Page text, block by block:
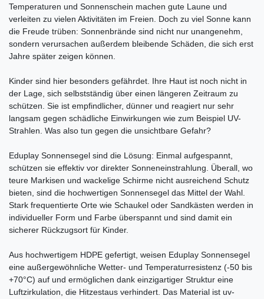
Temperaturen und Sonnenschein machen gute Laune und
verleiten zu vielen Aktivitäten im Freien. Doch zu viel Sonne kann
die Freude trüben: Sonnenbrände sind nicht nur unangenehm,
sondern verursachen außerdem bleibende Schäden, die sich erst
Jahre später zeigen können.
Kinder sind hier besonders gefährdet. Ihre Haut ist noch nicht in
der Lage, sich selbstständig über einen längeren Zeitraum zu
schützen. Sie ist empfindlicher, dünner und reagiert nur sehr
langsam gegen schädliche Einwirkungen wie zum Beispiel UV-
Strahlen. Was also tun gegen die unsichtbare Gefahr?
Eduplay Sonnensegel sind die Lösung: Einmal aufgespannt,
schützen sie effektiv vor direkter Sonneneinstrahlung. Überall, wo
teure Markisen und wackelige Schirme nicht ausreichend Schutz
bieten, sind die hochwertigen Sonnensegel das Mittel der Wahl.
Stark frequentierte Orte wie Schaukel oder Sandkästen werden in
individueller Form und Farbe überspannt und sind damit ein
sicherer Rückzugsort für Kinder.
Aus hochwertigem HDPE gefertigt, weisen Eduplay Sonnensegel
eine außergewöhnliche Wetter- und Temperaturresistenz (-50 bis
+70°C) auf und ermöglichen dank einzigartiger Struktur eine
Luftzirkulation, die Hitzestaus verhindert. Das Material ist uv-